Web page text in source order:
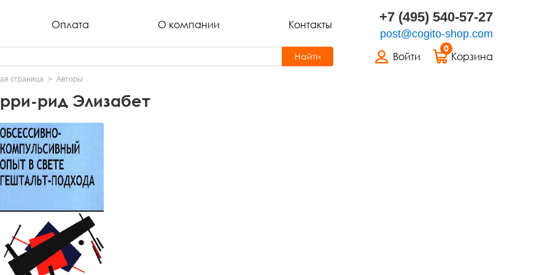
Оплата О компании Контакты +7 (495) 540-57-27
post@cogito-shop.com
Войти
0
Корзина
Найти
страница Авторы
рид Элизабет